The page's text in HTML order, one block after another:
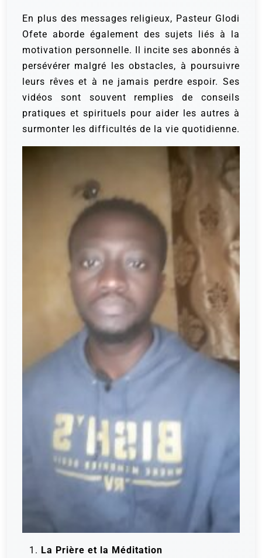
En plus des messages religieux, Pasteur Glodi
Ofete aborde également des sujets liés à la
motivation personnelle. Il incite ses abonnés à
persévérer malgré les obstacles, à poursuivre
leurs rêves et à ne jamais perdre espoir. Ses
vidéos sont souvent remplies de conseils
pratiques et spirituels pour aider les autres à
surmonter les difficultés de la vie quotidienne.
La Prière et la Méditation